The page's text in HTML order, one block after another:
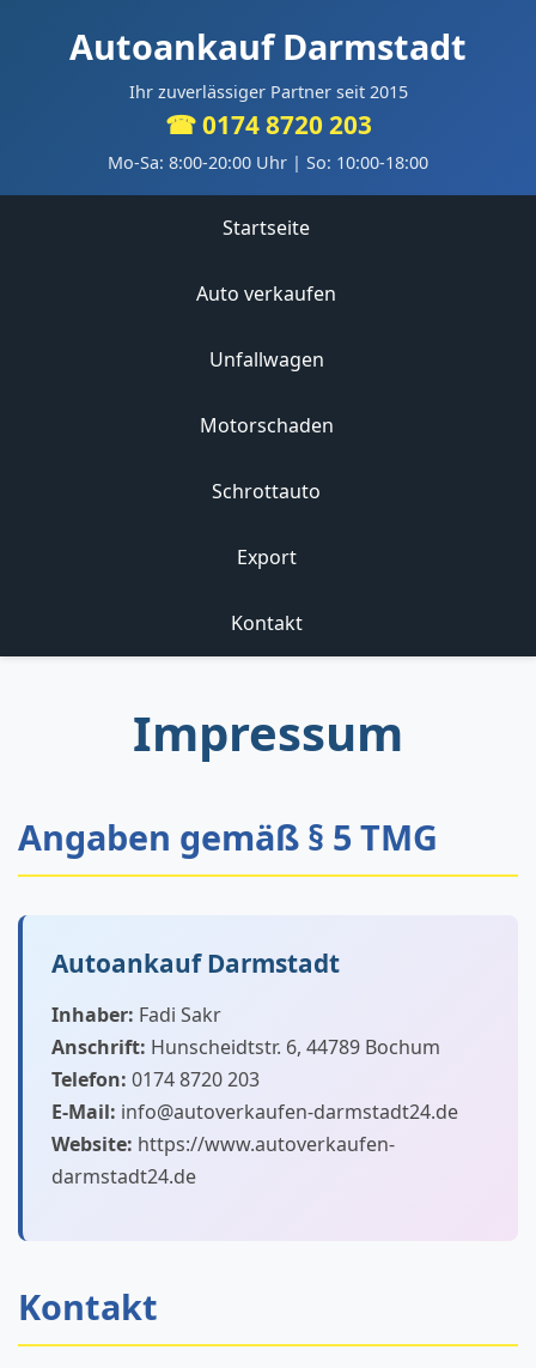
Autoankauf Darmstadt
Ihr zuverlässiger Partner seit 2015
☎ 0174 8720 203
Mo-Sa: 8:00-20:00 Uhr | So: 10:00-18:00
Startseite
Auto verkaufen
Unfallwagen
Motorschaden
Schrottauto
Export
Kontakt
Impressum
Angaben gemäß § 5 TMG
Autoankauf Darmstadt
Inhaber: Fadi Sakr
Anschrift: Hunscheidtstr. 6, 44789 Bochum
Telefon: 0174 8720 203
E-Mail: info@autoverkaufen-darmstadt24.de
Website: https://www.autoverkaufen-
darmstadt24.de
Kontakt